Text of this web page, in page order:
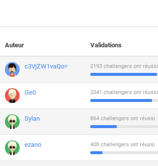
Auteur Validations
c3VjZW1vaQo= 2193 challengers ont réussi
Ge0 2041 challengers ont réussi
Sylan 864 challengers ont réussi
ezano 408 challengers ont réussi